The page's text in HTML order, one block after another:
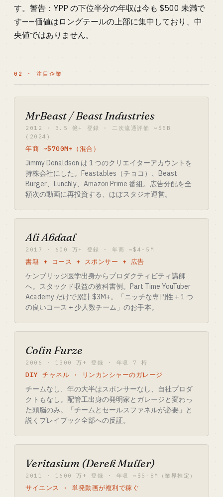
す。警告：YPP の下位半分の年収は今も $500 未満で
す——価値はロングテールの上部に集中しており、中
央値ではありません。
02 · 注目企業
MrBeast / Beast Industries
2012 · 3.5 億+ 登録 · 二次流通評価 ~$5B
(2024)
年商 ~$700M+（混合）
Jimmy Donaldson は 1 つのクリエイターアカウントを
持株会社にした。Feastables（チョコ）、Beast
Burger、Lunchly、Amazon Prime 番組。広告分配を全
額次の動画に再投資する、ほぼスタジオ運営。
Ali Abdaal
2017 · 600 万+ 登録 · 年商 ~$4-5M
書籍 + コース + スポンサー + 広告
ケンブリッジ医学出身からプロダクティビティ講師
へ。スタックド収益の教科書例。Part Time YouTuber
Academy だけで累計 $3M+。「ニッチな専門性 + 1 つ
の良いコース + 少人数チーム」のお手本。
Colin Furze
2006 · 1300 万+ 登録 · 年収 7 桁
DIY チャネル · リンカンシャーのガレージ
チームなし、年の大半はスポンサーなし、自社プロダ
クトもなし。配管工出身の発明家とガレージと変わっ
た頭脳のみ。「チームとセールスファネルが必要」と
説くプレイブック全部への反証。
Veritasium (Derek Muller)
2011 · 1600 万+ 登録 · 年収 ~$5-8M（業界推定）
サイエンス · 単発動画が複利で稼ぐ